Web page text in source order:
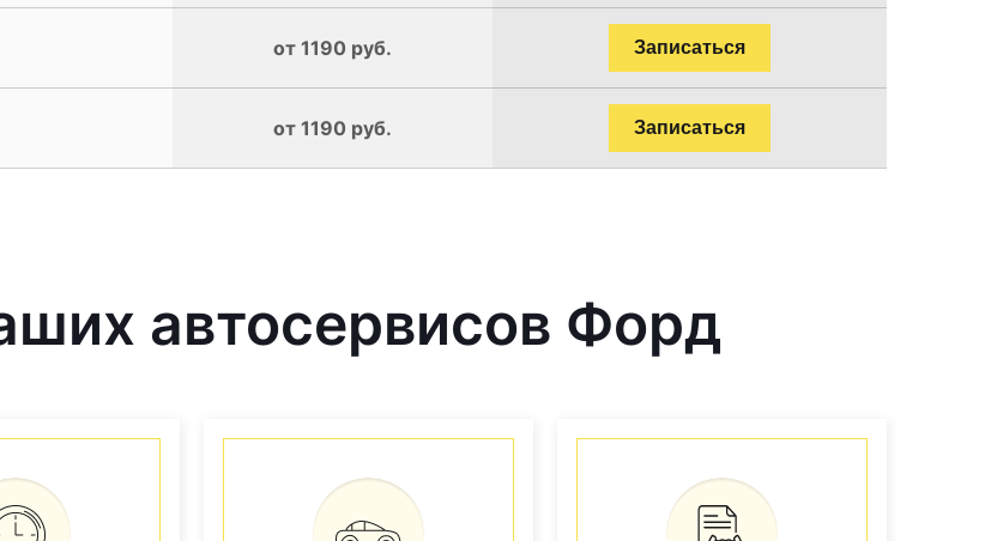
от 1190 руб. Записаться
от 1190 руб. Записаться
автосервисов Форд